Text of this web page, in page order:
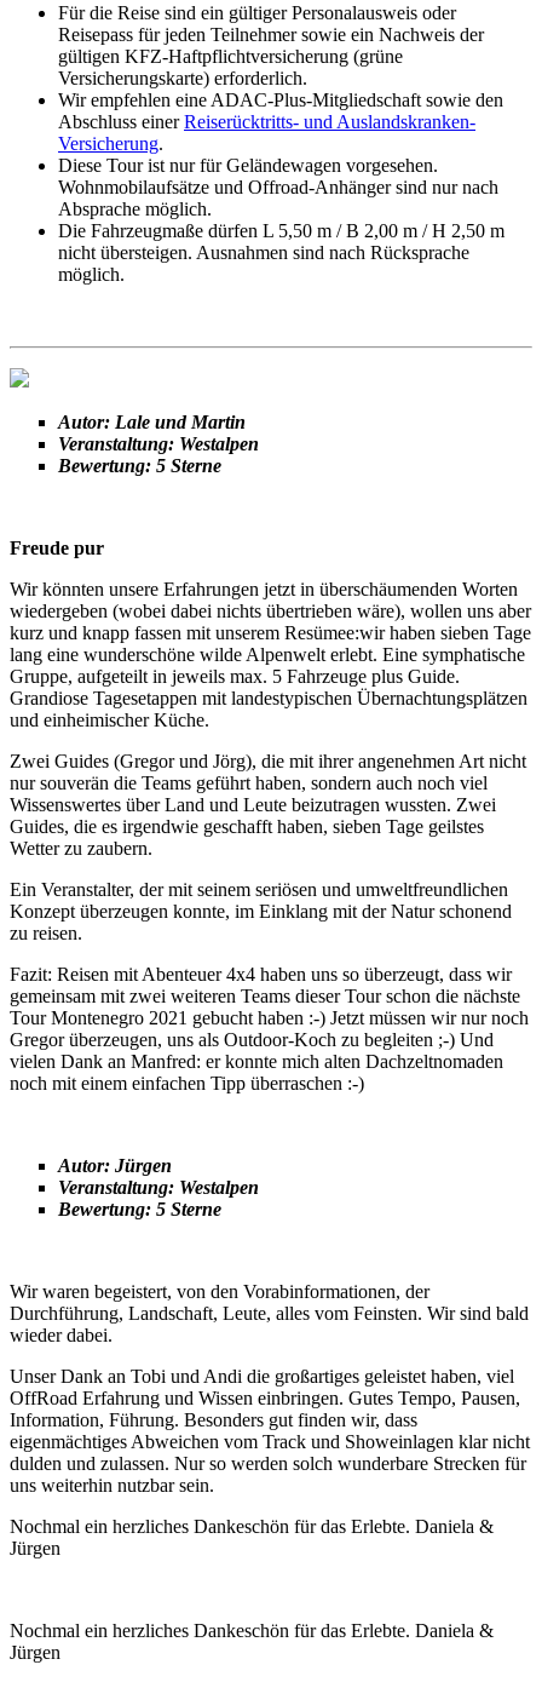
Für die Reise sind ein gültiger Personalausweis oder
Reisepass für jeden Teilnehmer sowie ein Nachweis der
gültigen KFZ-Haftpflichtversicherung (grüne
Versicherungskarte) erforderlich.
Wir empfehlen eine ADAC-Plus-Mitgliedschaft sowie den
Abschluss einerReiserücktritts- und Auslandskranken-
Versicherung.
Diese Tour ist nur für Geländewagen vorgesehen.
Wohnmobilaufsätze und Offroad-Anhänger sind nur nach
Absprache möglich.
Die Fahrzeugmaße dürfen L 5,50 m / B 2,00 m / H 2,50 m
nicht übersteigen. Ausnahmen sind nach Rücksprache
möglich.
Autor: Lale und Martin
Veranstaltung: Westalpen
Bewertung: 5 Sterne
Freude pur
Wir könnten unsere Erfahrungen jetzt in überschäumenden Worten
wiedergeben (wobei dabei nichts übertrieben wäre), wollen uns aber
kurz und knapp fassen mit unserem Resümee:wir haben sieben Tage
lang eine wunderschöne wilde Alpenwelt erlebt. Eine symphatische
Gruppe, aufgeteilt in jeweils max. 5 Fahrzeuge plus Guide.
Grandiose Tagesetappen mit landestypischen Übernachtungsplätzen
und einheimischer Küche.
Zwei Guides (Gregor und Jörg), die mit ihrer angenehmen Art nicht
nur souverän die Teams geführt haben, sondern auch noch viel
Wissenswertes über Land und Leute beizutragen wussten. Zwei
Guides, die es irgendwie geschafft haben, sieben Tage geilstes
Wetter zu zaubern.
Ein Veranstalter, der mit seinem seriösen und umweltfreundlichen
Konzept überzeugen konnte, im Einklang mit der Natur schonend
zu reisen.
Fazit: Reisen mit Abenteuer 4x4 haben uns so überzeugt, dass wir
gemeinsam mit zwei weiteren Teams dieser Tour schon die nächste
Tour Montenegro 2021 gebucht haben :-) Jetzt müssen wir nur noch
Gregor überzeugen, uns als Outdoor-Koch zu begleiten ;-) Und
vielen Dank an Manfred: er konnte mich alten Dachzeltnomaden
noch mit einem einfachen Tipp überraschen :-)
Autor: Jürgen
Veranstaltung: Westalpen
Bewertung: 5 Sterne
Wir waren begeistert, von den Vorabinformationen, der
Durchführung, Landschaft, Leute, alles vom Feinsten. Wir sind bald
wieder dabei.
Unser Dank an Tobi und Andi die großartiges geleistet haben, viel
OffRoad Erfahrung und Wissen einbringen. Gutes Tempo, Pausen,
Information, Führung. Besonders gut finden wir, dass
eigenmächtiges Abweichen vom Track und Showeinlagen klar nicht
dulden und zulassen. Nur so werden solch wunderbare Strecken für
uns weiterhin nutzbar sein.
Nochmal ein herzliches Dankeschön für das Erlebte. Daniela &
Jürgen
Nochmal ein herzliches Dankeschön für das Erlebte. Daniela &
Jürgen